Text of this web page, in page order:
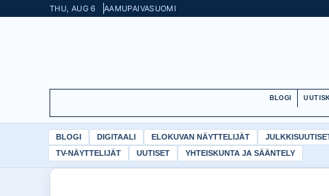
THU, AUG 6 AAMUPAIVASUOMI
BLOGI
BLOGI DIGITAALI ELOKUVAN NÄYTTELIJÄT
TV-NÄYTTELIJÄT
UUTISET YHTEISKUNTA JA SÄÄNTELY